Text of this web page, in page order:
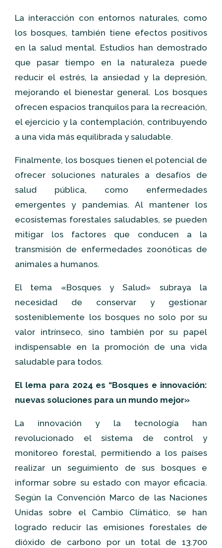
La interacción con entornos naturales, como
los bosques, también tiene efectos positivos
en la salud mental. Estudios han demostrado
que pasar tiempo en la naturaleza puede
reducir el estrés, la ansiedad y la depresión,
mejorando el bienestar general. Los bosques
ofrecen espacios tranquilos para la recreación,
el ejercicio y la contemplación, contribuyendo
a una vida más equilibrada y saludable.
Finalmente, los bosques tienen el potencial de
ofrecer soluciones naturales a desafíos de
salud pública, como enfermedades
emergentes y pandemias. Al mantener los
ecosistemas forestales saludables, se pueden
mitigar los factores que conducen a la
transmisión de enfermedades zoonóticas de
animales a humanos.
El tema «Bosques y Salud» subraya la
necesidad de conservar y gestionar
sosteniblemente los bosques no solo por su
valor intrínseco, sino también por su papel
indispensable en la promoción de una vida
saludable para todos.
El lema para 2024 es “Bosques e innovación:
nuevas soluciones para un mundo mejor»
La innovación y la tecnología han
revolucionado el sistema de control y
monitoreo forestal, permitiendo a los países
realizar un seguimiento de sus bosques e
informar sobre su estado con mayor eficacia.
Según la Convención Marco de las Naciones
Unidas sobre el Cambio Climático, se han
logrado reducir las emisiones forestales de
dióxido de carbono por un total de 13.700